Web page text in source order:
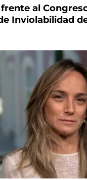
al
Inviolabilidad